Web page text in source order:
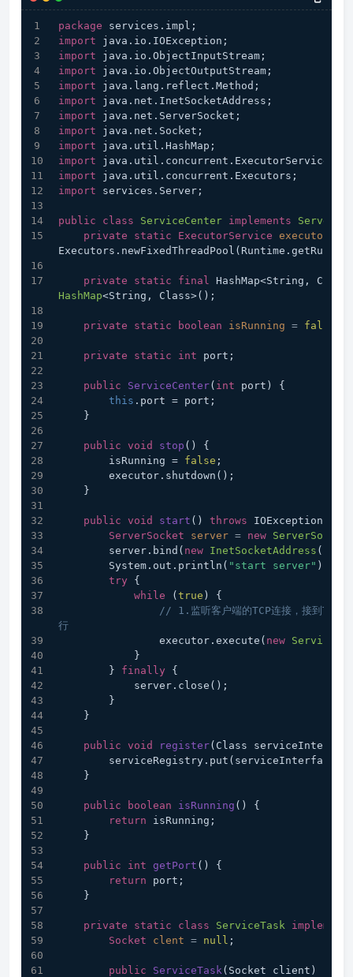
package services.impl;
import java.io.IOException;
import java.io.ObjectInputStream;
import java.io.ObjectOutputStream;
import java.lang.reflect.Method;
import java.net.InetSocketAddress;
import java.net.ServerSocket;
import java.net.Socket;
import java.util.HashMap;
import java.util.concurrent.ExecutorService;
import java.util.concurrent.Executors;
import services.Server;
public class ServiceCenter implements Server
private
static ExecutorService executor
private static final
HashMap<String,
HashMap<String, Class>();
private static boolean isRunning = false
private static int port;
public ServiceCenter( int port)
{
this .port = port;
    }
public void stop ()
{
        isRunning =
false ;
        executor.shutdown();
    }
public void start () throws IOException {
ServerSocket
server = new ServerSocket
        server.bind(
new InetSocketAddress
        System.out.println(
"start server" );
try {
while (true ) {
// 1.监听客户端的TCP连接，接到TCP
行
                executor.execute(
new
            }
        }
finally {
            server.close();
        }
    }
public void register(Class
    }
public boolean isRunning ()
{
return isRunning;
    }
public int getPort ()
{
return port;
    }
private static class ServiceTask
Socket
clent = null ;
public ServiceTask (Socket client)